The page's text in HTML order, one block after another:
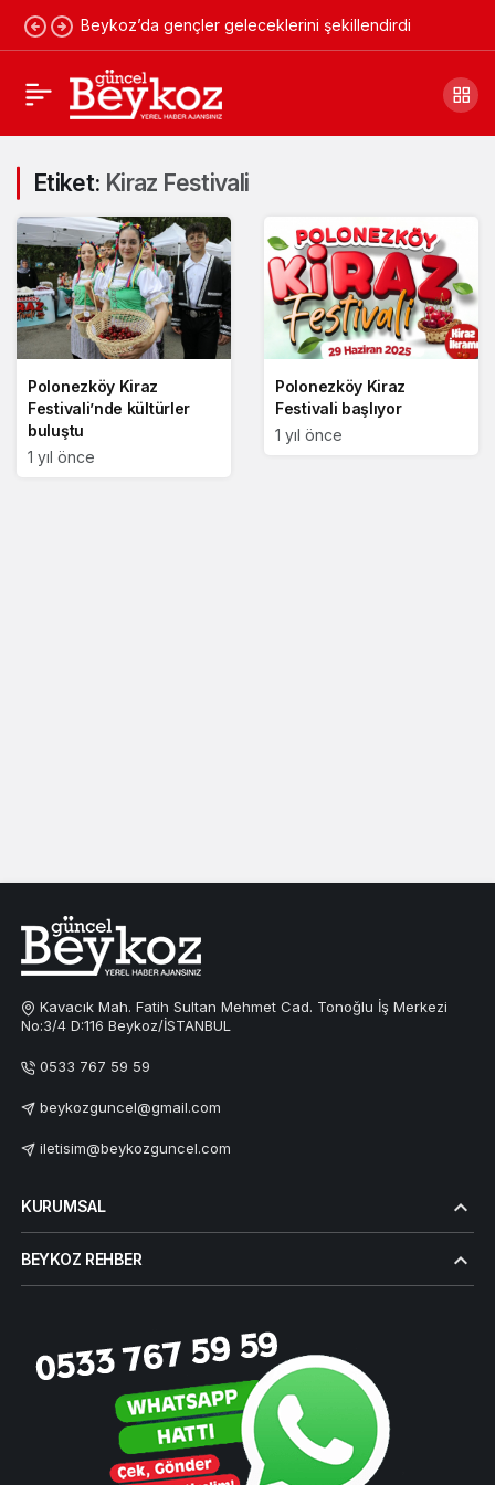
Beykoz’da gençler geleceklerini şekillendirdi
Etiket: Kiraz Festivali
Polonezköy Kiraz
Festivali’nde kültürler
buluştu
1 yıl önce
Polonezköy Kiraz
Festivali başlıyor
1 yıl önce
Kavacık Mah. Fatih Sultan Mehmet Cad. Tonoğlu İş Merkezi
No:3/4 D:116 Beykoz/İSTANBUL
0533 767 59 59
beykozguncel@gmail.com
iletisim@beykozguncel.com
KURUMSAL
BEYKOZ REHBER